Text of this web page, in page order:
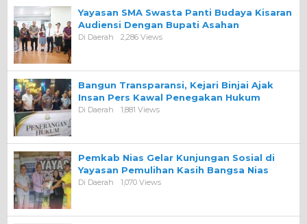
Yayasan SMA Swasta Panti Budaya Kisaran
Audiensi Dengan Bupati Asahan
Di Daerah 2,286 Views
Bangun Transparansi, Kejari Binjai Ajak
Insan Pers Kawal Penegakan Hukum
Di Daerah 1,881 Views
Pemkab Nias Gelar Kunjungan Sosial di
Yayasan Pemulihan Kasih Bangsa Nias
Di Daerah 1,070 Views